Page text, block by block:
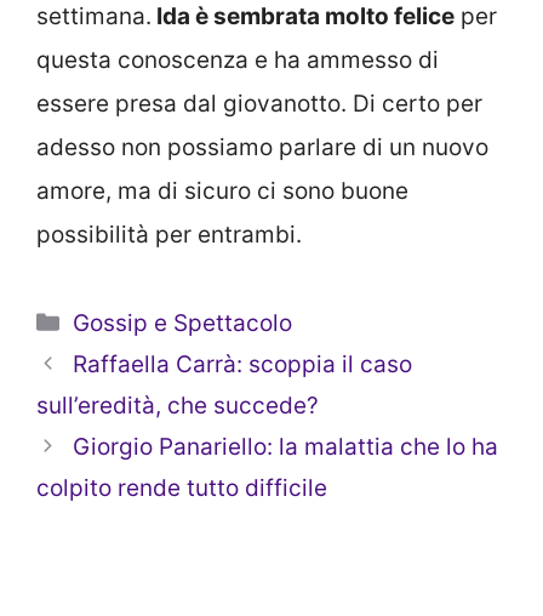
settimana. Ida è sembrata molto felice per
questa conoscenza e ha ammesso di
essere presa dal giovanotto. Di certo per
adesso non possiamo parlare di un nuovo
amore, ma di sicuro ci sono buone
possibilità per entrambi.
Categorie
Gossip e Spettacolo
Raffaella Carrà: scoppia il caso
sull’eredità, che succede?
Giorgio Panariello: la malattia che lo ha
colpito rende tutto difficile